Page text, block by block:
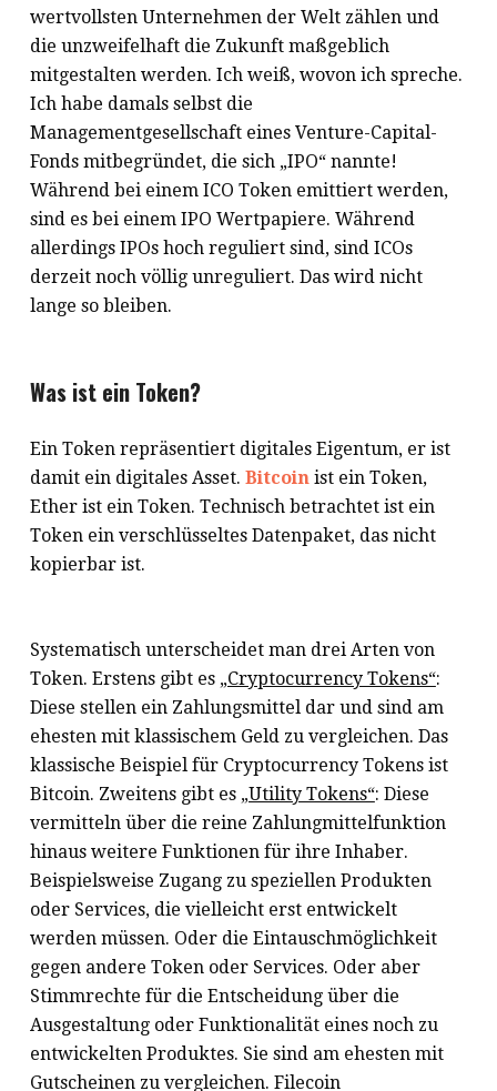
wertvollsten Unternehmen der Welt zählen und
die unzweifelhaft die Zukunft maßgeblich
mitgestalten werden. Ich weiß, wovon ich spreche.
Ich habe damals selbst die
Managementgesellschaft eines Venture-Capital-
Fonds mitbegründet, die sich „IPO“ nannte!
Während bei einem ICO Token emittiert werden,
sind es bei einem IPO Wertpapiere. Während
allerdings IPOs hoch reguliert sind, sind ICOs
derzeit noch völlig unreguliert. Das wird nicht
lange so bleiben.
Was ist ein Token?
Ein Token repräsentiert digitales Eigentum, er ist
damit ein digitales Asset. Bitcoin ist ein Token,
Ether ist ein Token. Technisch betrachtet ist ein
Token ein verschlüsseltes Datenpaket, das nicht
kopierbar ist.
Systematisch unterscheidet man drei Arten von
Token. Erstens gibt es „Cryptocurrency Tokens“:
Diese stellen ein Zahlungsmittel dar und sind am
ehesten mit klassischem Geld zu vergleichen. Das
klassische Beispiel für Cryptocurrency Tokens ist
Bitcoin. Zweitens gibt es „Utility Tokens“: Diese
vermitteln über die reine Zahlungmittelfunktion
hinaus weitere Funktionen für ihre Inhaber.
Beispielsweise Zugang zu speziellen Produkten
oder Services, die vielleicht erst entwickelt
werden müssen. Oder die Eintauschmöglichkeit
gegen andere Token oder Services. Oder aber
Stimmrechte für die Entscheidung über die
Ausgestaltung oder Funktionalität eines noch zu
entwickelten Produktes. Sie sind am ehesten mit
Gutscheinen zu vergleichen. Filecoin